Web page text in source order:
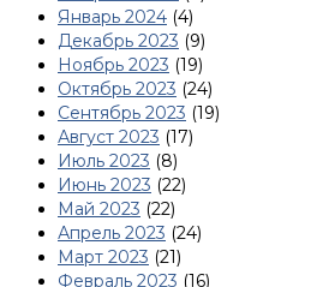
Январь 2024 (4)
Декабрь 2023 (9)
Ноябрь 2023 (19)
Октябрь 2023 (24)
Сентябрь 2023 (19)
Август 2023 (17)
Июль 2023 (8)
Июнь 2023 (22)
Май 2023 (22)
Апрель 2023 (24)
Март 2023 (21)
Февраль 2023 (16)